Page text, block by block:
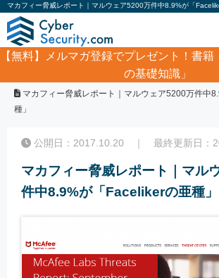
【無料】
メルマガ登録でプレゼント！書
の基礎知識」
サイバーセキュリティ・情報漏洩ニュ
マカフィー脅威レポート｜マルウェア5200万件中
種」
公開日：2017.10.20 ｜ 最終更新日：
マカフィー脅威レポート｜マル
件中8.9%が「Facelikerの亜種」